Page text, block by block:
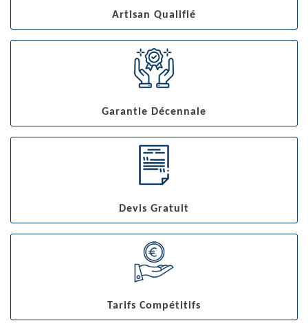
Artisan Qualifié
Garantie Décennale
Devis Gratuit
Tarifs Compétitifs